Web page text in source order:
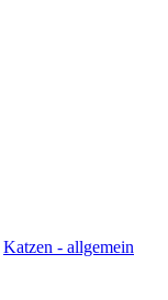
Katzen - allgemein